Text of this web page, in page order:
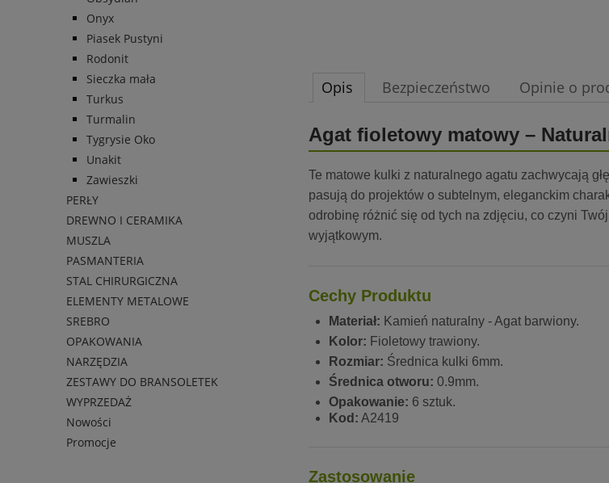
Onyx
Piasek Pustyni
Rodonit
Sieczka mała
Turkus
Turmalin
Tygrysie Oko
Unakit
Zawieszki
PERŁY
DREWNO I CERAMIKA
MUSZLA
PASMANTERIA
STAL CHIRURGICZNA
ELEMENTY METALOWE
SREBRO
OPAKOWANIA
NARZĘDZIA
ZESTAWY DO BRANSOLETEK
WYPRZEDAŻ
Nowości
Promocje
Opis Bezpieczeństwo Opinie o
Agat fioletowy matowy –
Te matowe kulki z naturalnego agatu zachwycają
pasują do projektów o subtelnym, eleganckim
odrobinę różnić się od tych na zdjęciu, co czyni
wyjątkowym.
Cechy Produktu
Materiał: Kamień naturalny - Agat barwiony.
Kolor: Fioletowy trawiony.
Rozmiar: Średnica kulki 6mm.
Średnica otworu: 0.9mm.
Opakowanie: 6 sztuk.
Kod: A2419
Zastosowanie